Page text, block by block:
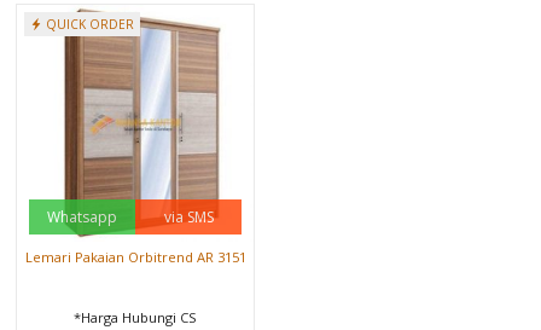
QUICK ORDER
Whatsapp via SMS
Lemari Pakaian Orbitrend AR 3151
*Harga Hubungi CS